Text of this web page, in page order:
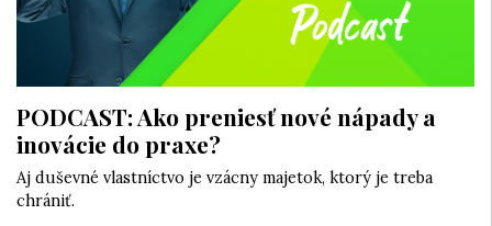
PODCAST: Ako preniesť nové nápady a
inovácie do praxe?
Aj duševné vlastníctvo je vzácny majetok, ktorý je treba
chrániť.